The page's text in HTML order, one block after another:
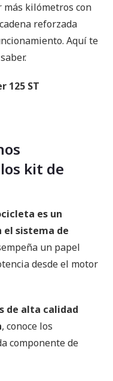
kilómetros con
reforzada
Aquí te
125 ST
kit de
es un
el sistema de
un papel
desde el motor
de alta calidad
, conoce los
componente de